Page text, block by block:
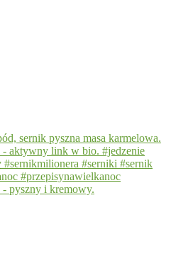
pyszny i kremowy.